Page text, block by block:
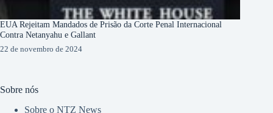
EUA Rejeitam Mandados de Prisão da Corte Penal Internacional
Contra Netanyahu e Gallant
22 de novembro de 2024
Sobre nós
Sobre o NTZ News